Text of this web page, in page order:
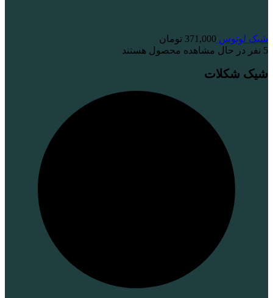
شیک لوتوس 371,000 تومان
5 نفر در حال مشاهده محصول هستند
شیک شکلات